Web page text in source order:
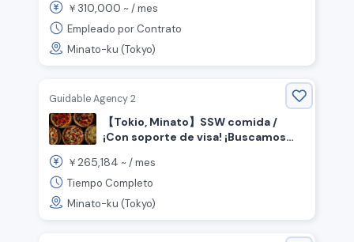
Honda!
￥ 310,000 ~ /mes
Empleado por Contrato
Minato-ku (Tokyo)
Guidable Agency 2
【Tokio, Minato】SSW comida /
¡Con soporte de visa! ¡Buscamos
￥265,184 ~ /mes
Tiempo Completo
Minato-ku (Tokyo)